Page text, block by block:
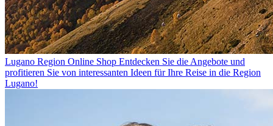
Lugano Region Online Shop Entdecken Sie die Angebote und
profitieren Sie von interessanten Ideen für Ihre Reise in die Region
Lugano!